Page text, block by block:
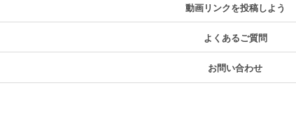
動画リンクを投稿しよう
よくあるご質問
お問い合わせ